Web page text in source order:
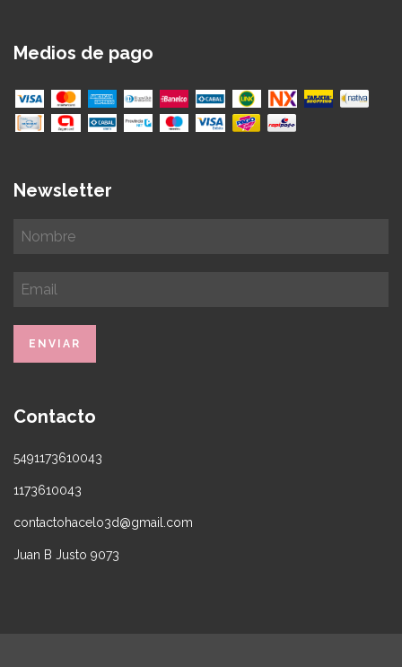
Medios de pago
Newsletter
Contacto
5491173610043
1173610043
contactohacelo3d@gmail.com
Juan B Justo 9073